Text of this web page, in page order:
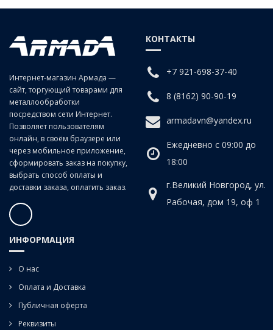
Серия:
Средняя
Материал:
Класс точности:
B (продольно-винтовой прокат)
Угол наклона спирали:
Интернет-магазин Армада —
сайт, торгующий товарами для
металлообработки
посредством сети Интернет.
Позволяет пользователям
онлайн, в своём браузере или
через мобильное приложение,
сформировать заказ на покупку,
выбрать способ оплаты и
доставки заказа, оплатить заказ.
КОНТАКТЫ
+7 921-698-37-40
8 (8162) 90-90-19
armadavn@yandex.ru
Ежедневно с 09:00 до
18:00
г.Великий Новгород, ул.
Рабочая, дом 19, оф 1
ИНФОРМАЦИЯ
О нас
Оплата и Доставка
Публичная оферта
Реквизиты